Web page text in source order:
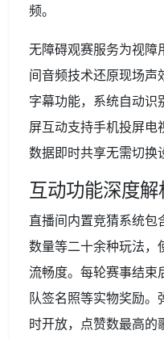
频。
无障碍观赛服务为视障
间音频技术还原现场声
字幕功能，系统自动识
屏互动支持手机投屏电
数据即时共享无需切换
互动功能深度解
直播间内置竞猜系统包
数量等二十余种玩法，
流畅度。每轮赛事结束
队签名照等实物奖励。
时开放，点赞数最高的